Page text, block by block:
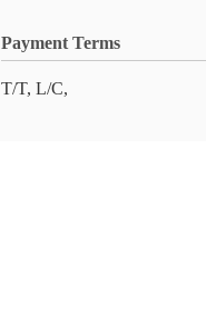
Payment Terms
T/T, L/C,